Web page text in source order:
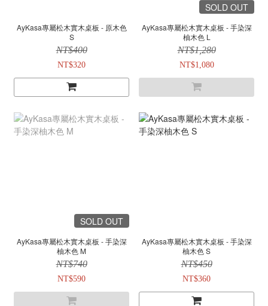
AyKasa專屬松木實木桌板 - 原木色
S
NT$400
NT$320
SOLD OUT
AyKasa專屬松木實木桌板 - 手染深
柚木色 L
NT$1,280
NT$1,080
SOLD OUT
AyKasa專屬松木實木桌板 - 手染深
柚木色 M
NT$740
NT$590
AyKasa專屬松木實木桌板 - 手染深
柚木色 S
NT$450
NT$360